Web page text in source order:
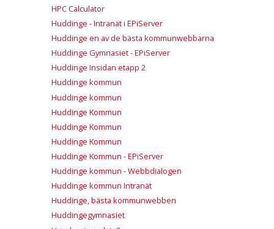
HPC Calculator
Huddinge - Intranät i EPiServer
Huddinge en av de bästa kommunwebbarna
Huddinge Gymnasiet - EPiServer
Huddinge Insidan etapp 2
Huddinge kommun
Huddinge kommun
Huddinge Kommun
Huddinge Kommun
Huddinge Kommun
Huddinge Kommun - EPiServer
Huddinge kommun - Webbdialogen
Huddinge kommun Intranät
Huddinge, bästa kommunwebben
Huddingegymnasiet